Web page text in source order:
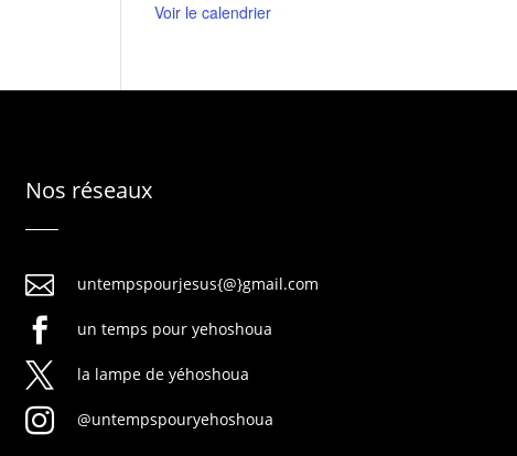
a
Voir le calendrier
Nos réseaux
 untempspourjesus{@}gmail.com
 un temps pour yehoshoua
 la lampe de yéhoshoua
 @untempspouryehoshoua